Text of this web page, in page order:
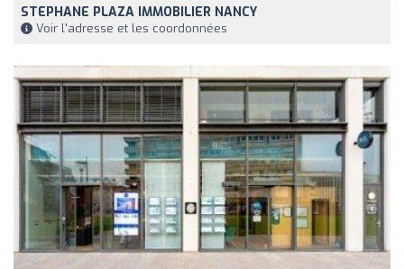
STEPHANE PLAZA IMMOBILIER NANCY
Voir l'adresse et les coordonnées